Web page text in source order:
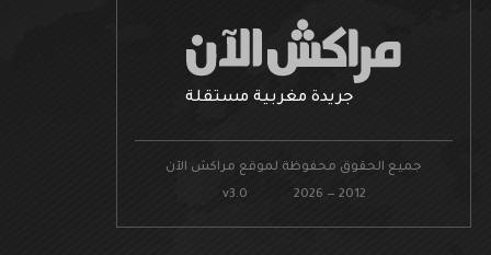
جريدة مغربية مستقلة
جميع الحقوق محفوظة لموقع مراكش الآن
v3.0 2026 — 2012